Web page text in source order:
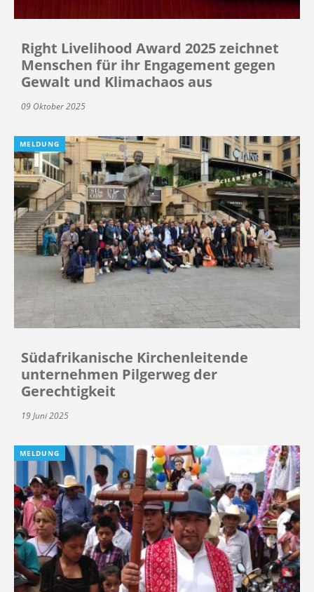
Right Livelihood Award 2025 zeichnet
Menschen für ihr Engagement gegen
Gewalt und Klimachaos aus
09 Oktober 2025
MELDUNG
Südafrikanische Kirchenleitende
unternehmen Pilgerweg der
Gerechtigkeit
19 Juni 2025
MELDUNG